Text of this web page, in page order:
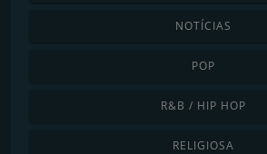
NOTÍCIAS
POP
R&B / HIP HOP
RELIGIOSA